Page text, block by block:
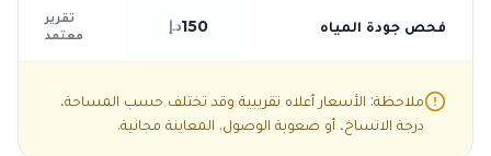
فحص جودة المياه 150د.إ
تقرير
معتمد
ملاحظة: الأسعار أعلاه تقريبية وقد تختلف حسب المساحة،
درجة الاتساخ، أو صعوبة الوصول. المعاينة مجانية.